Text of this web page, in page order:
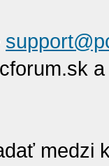
medzi